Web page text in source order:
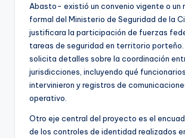
Abasto- existió un convenio vigente o un
formal del Ministerio de Seguridad de la
justificara la participación de fuerzas
tareas de seguridad en territorio porteño.
solicita detalles sobre la coordinación
jurisdicciones, incluyendo qué
intervinieron y registros de
operativo.
Otro eje central del proyecto es el
de los controles de identidad realizados